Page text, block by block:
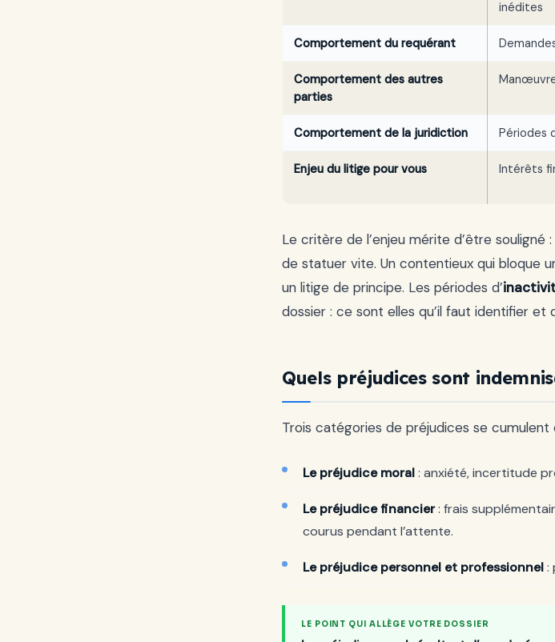
inédites
Comportement du requérant
Comportement des autres
parties
Comportement de la juridiction Périodes
Enjeu du litige pour vous Intérêts
Le critère de l’enjeu mérite d’être
de statuer vite. Un contentieux qui bloque
un litige de principe. Les périodes d’
dossier : ce sont elles qu’il faut identifier et
Quels préjudices sont
Trois catégories de préjudices se
Le préjudice moral: anxiété, incertitude
Le préjudice financier: frais
courus pendant l’attente.
Le préjudice personnel et professionnel:
LE POINT QUI ALLÈGE VOTRE DOSSIER